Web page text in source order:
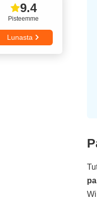
Pisteemme
9.4
Lunasta